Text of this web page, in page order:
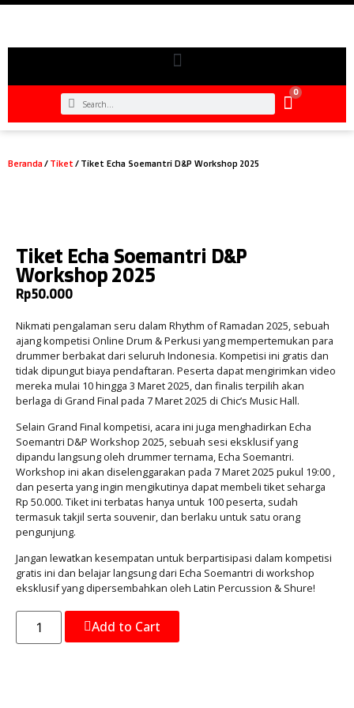
0
Beranda/ Tiket/ Tiket Echa Soemantri D&P Workshop 2025
Tiket Echa Soemantri D&P
Workshop 2025
Rp50.000
Nikmati pengalaman seru dalam Rhythm of Ramadan 2025, sebuah
ajang kompetisi Online Drum & Perkusi yang mempertemukan para
drummer berbakat dari seluruh Indonesia. Kompetisi ini gratis dan
tidak dipungut biaya pendaftaran. Peserta dapat mengirimkan video
mereka mulai 10 hingga 3 Maret 2025, dan finalis terpilih akan
berlaga di Grand Final pada 7 Maret 2025 di Chic’s Music Hall.
Selain Grand Final kompetisi, acara ini juga menghadirkan Echa
Soemantri D&P Workshop 2025, sebuah sesi eksklusif yang
dipandu langsung oleh drummer ternama, Echa Soemantri.
Workshop ini akan diselenggarakan pada 7 Maret 2025 pukul 19:00 ,
dan peserta yang ingin mengikutinya dapat membeli tiket seharga
Rp 50.000. Tiket ini terbatas hanya untuk 100 peserta, sudah
termasuk takjil serta souvenir, dan berlaku untuk satu orang
pengunjung.
Jangan lewatkan kesempatan untuk berpartisipasi dalam kompetisi
gratis ini dan belajar langsung dari Echa Soemantri di workshop
eksklusif yang dipersembahkan oleh Latin Percussion & Shure!
Add to Cart